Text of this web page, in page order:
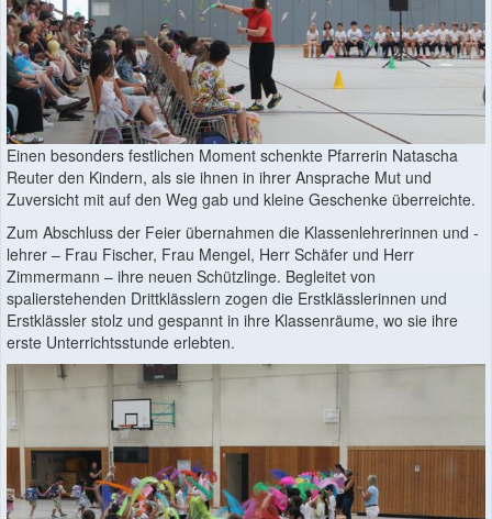
Einen besonders festlichen Moment schenkte Pfarrerin Natascha
Reuter den Kindern, als sie ihnen in ihrer Ansprache Mut und
Zuversicht mit auf den Weg gab und kleine Geschenke überreichte.
Zum Abschluss der Feier übernahmen die Klassenlehrerinnen und -
lehrer – Frau Fischer, Frau Mengel, Herr Schäfer und Herr
Zimmermann – ihre neuen Schützlinge. Begleitet von
spalierstehenden Drittklässlern zogen die Erstklässlerinnen und
Erstklässler stolz und gespannt in ihre Klassenräume, wo sie ihre
erste Unterrichtsstunde erlebten.